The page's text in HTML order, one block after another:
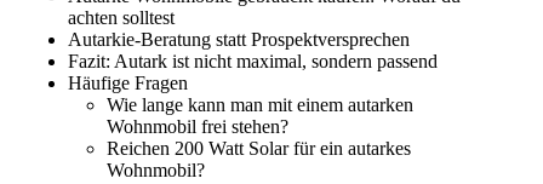
achten solltest
Autarkie-Beratung statt Prospektversprechen
Fazit: Autark ist nicht maximal, sondern passend
Häufige Fragen
Wie lange kann man mit einem autarken
Wohnmobil frei stehen?
Reichen 200 Watt Solar für ein autarkes
Wohnmobil?